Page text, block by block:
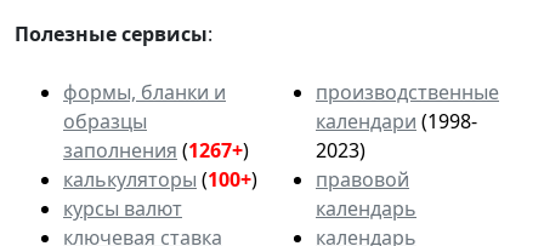
Полезные сервисы:
формы, бланки и
образцы
заполнения (1267+)
калькуляторы (100+)
курсы валют
ключевая ставка
производственные
календари (1998-
2023)
правовой
календарь
календарь